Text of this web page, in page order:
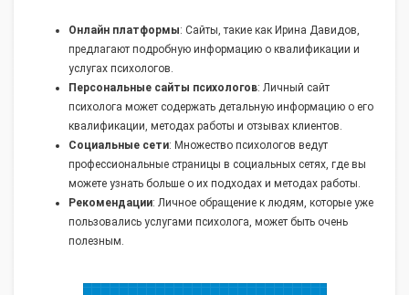
Онлайн платформы: Сайты, такие как Ирина Давидов,
предлагают подробную информацию о квалификации и
услугах психологов.
Персональные сайты психологов: Личный сайт
психолога может содержать детальную информацию о его
квалификации, методах работы и отзывах клиентов.
Социальные сети: Множество психологов ведут
профессиональные страницы в социальных сетях, где вы
можете узнать больше о их подходах и методах работы.
Рекомендации: Личное обращение к людям, которые уже
пользовались услугами психолога, может быть очень
полезным.